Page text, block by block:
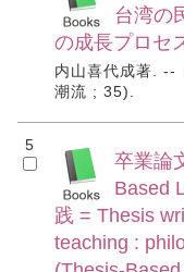
台湾の
の成長プロセ
内山喜代成著. --
潮流 ; 35).
5
卒業論
Based
践 = Thesis
teaching :